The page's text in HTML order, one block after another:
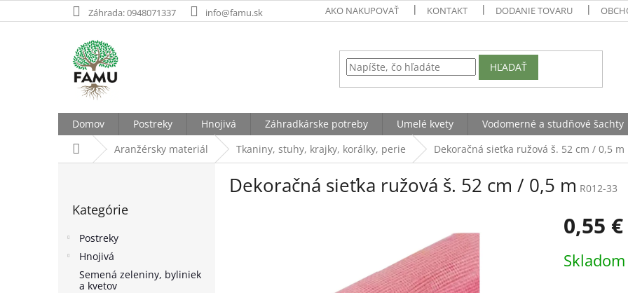
na
Záhrada: 0948071337 info@famu.sk AKO NAKUPOVAŤ KONTAKT DODANIE TOVARU
HĽADAŤ
Domov Postreky Hnojivá Záhradkárske potreby Umelé kvety Vodomerné a studňové šachty
DomovAranžérsky materiál Tkaniny, stuhy, krajky, korálky, perie Dekoračná sieťka ružová š. 52 cm / 0,5 m
kategórie
Kategórie
Postreky
Hnojivá
Semená zeleniny, byliniek
a kvetov
Dekoračná sieťka ružová š. 52 cm / 0,5 m R012-33
0,55 €
cena:
Skladom